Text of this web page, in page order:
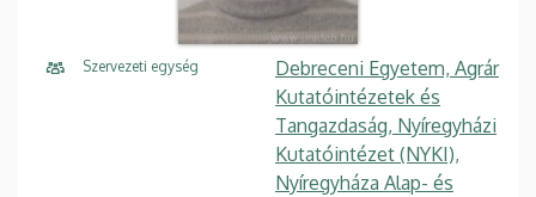
Szervezeti egység
Debreceni Egyetem, Agrár
Kutatóintézetek és
Tangazdaság, Nyíregyházi
Kutatóintézet (NYKI),
Nyíregyháza Alap- és